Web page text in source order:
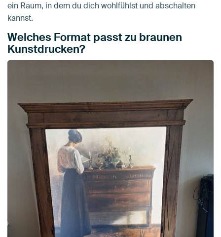
ein Raum, in dem du dich wohlfühlst und abschalten
kannst.
Welches Format passt zu braunen
Kunstdrucken?